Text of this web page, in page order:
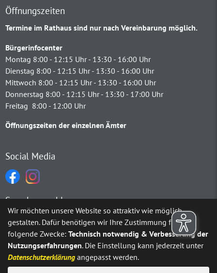
Öffnungszeiten
Termine im Rathaus sind nur nach Vereinbarung möglich.
Bürgerinfocenter
Montag 8:00 - 12:15 Uhr - 13:30 - 16:00 Uhr
Dienstag 8:00 - 12:15 Uhr - 13:30 - 16:00 Uhr
Mittwoch 8:00 - 12:15 Uhr - 13:30 - 16:00 Uhr
Donnerstag 8:00 - 12:15 Uhr - 13:30 - 17:00 Uhr
Freitag 8:00 - 12:00 Uhr
Öffnungszeiten der einzelnen Ämter
Social Media
Sprachauswahl
Möchten Sie vonGoogle Translate bereitgestellte externe
Ja Immer
Wir möchten unsere Website so attraktiv wie möglich
gestalten. Dafür benötigen wir Ihre Zustimmung für
folgende Zwecke:Technisch notwendig & Verbesserung der
Nutzungserfahrungen. Die Einstellung kann jederzeit unter
Datenschutzerklärung angepasst werden.